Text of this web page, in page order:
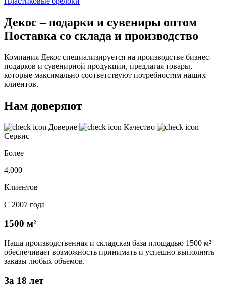
Декос – подарки и сувениры оптом
Поставка со склада и производство
Компания Декос специализируется на производстве бизнес-
подарков и сувенирной продукции, предлагая товары,
которые максимально соответствуют потребностям наших
клиентов.
Нам доверяют
Доверие
Качество
Сервис
Более
4,000
Клиентов
С 2007 года
1500 м²
Наша производственная и складская база площадью 1500 м²
обеспечивает возможность принимать и успешно выполнять
заказы любых объемов.
За 18 лет